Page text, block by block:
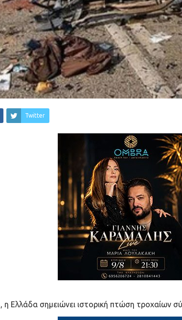
Twitter
Ελλάδα σημειώνει ιστορική πτώση τροχαίων